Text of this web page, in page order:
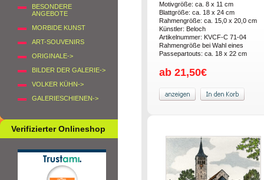
BESONDERE
ANGEBOTE
MORBIDE KUNST
ART-SOUVENIRS
ORIGINALE->
BILDER DER GALERIE->
VOLKER KÜHN->
GALERIESCHIENEN->
Verifizierter Onlineshop
Motivgröße: ca. 8 x 11 cm
Blattgröße: ca. 18 x 24 cm
Rahmengröße: ca. 15,0 x 20,0 cm
Künstler: Beloch
Artikelnummer: KVCF-C 71-04
Rahmengröße bei Wahl eines
Passepartouts: ca. 18 x 22 cm
ab 21,50€